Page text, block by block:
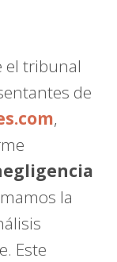
el tribunal
de
,
la
Este